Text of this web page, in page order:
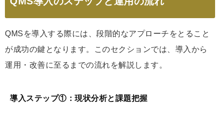
QMSを導入する際には、段階的なアプローチをとること
が成功の鍵となります。このセクションでは、導入から
運用・改善に至るまでの流れを解説します。
導入ステップ①：現状分析と課題把握